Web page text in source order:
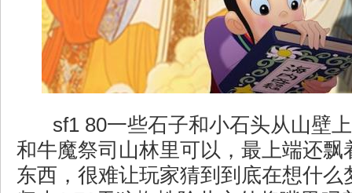
sf1 80一些石子和小石头从山壁
和牛魔祭司山林里可以，最上端还飘
东西，很难让玩家猜到到底在想什么